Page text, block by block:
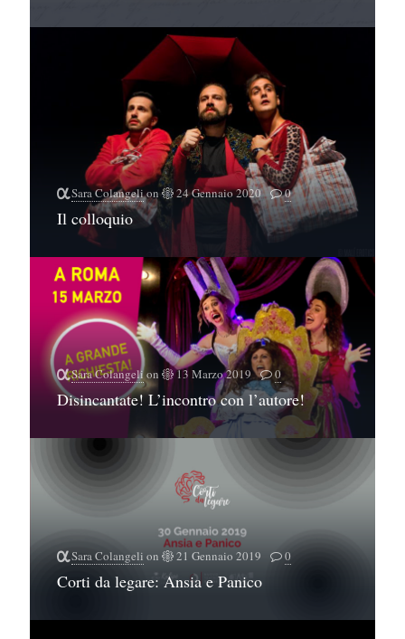
Sara Colangelion 24 Gennaio 2020 0
Il colloquio
Sara Colangelion 13 Marzo 2019 0
Disincantate! L’incontro con l’autore!
Sara Colangeli on 21 Gennaio 2019 0
Corti da legare: Ansia e Panico